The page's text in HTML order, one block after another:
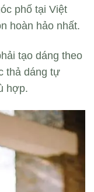
phố tại Việt
hoàn hảo nhất.
tạo dáng theo
thả dáng tự
hợp.